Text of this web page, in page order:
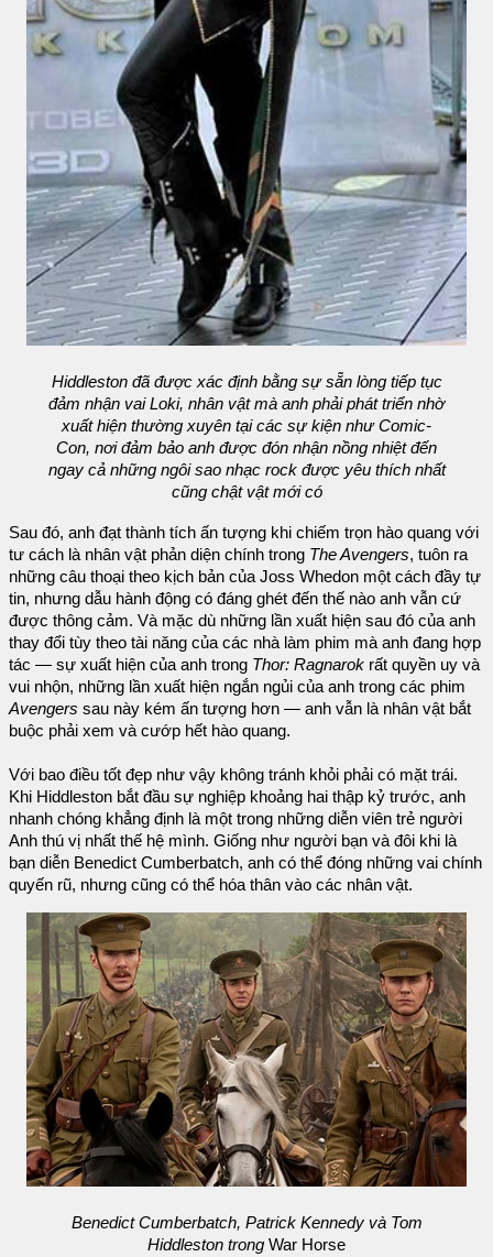
Hiddleston đã được xác định bằng sự sẵn lòng tiếp tục
đảm nhận vai Loki, nhân vật mà anh phải phát triển nhờ
xuất hiện thường xuyên tại các sự kiện như Comic-
Con, nơi đảm bảo anh được đón nhận nồng nhiệt đến
ngay cả những ngôi sao nhạc rock được yêu thích nhất
cũng chật vật mới có
Sau đó, anh đạt thành tích ấn tượng khi chiếm trọn hào quang với
tư cách là nhân vật phản diện chính trong The Avengers, tuôn ra
những câu thoại theo kịch bản của Joss Whedon một cách đầy tự
tin, nhưng dẫu hành động có đáng ghét đến thế nào anh vẫn cứ
được thông cảm. Và mặc dù những lần xuất hiện sau đó của anh
thay đổi tùy theo tài năng của các nhà làm phim mà anh đang hợp
tác — sự xuất hiện của anh trong Thor: Ragnarok rất quyền uy và
vui nhộn, những lần xuất hiện ngắn ngủi của anh trong các phim
Avengers sau này kém ấn tượng hơn — anh vẫn là nhân vật bắt
buộc phải xem và cướp hết hào quang.
Với bao điều tốt đẹp như vậy không tránh khỏi phải có mặt trái.
Khi Hiddleston bắt đầu sự nghiệp khoảng hai thập kỷ trước, anh
nhanh chóng khẳng định là một trong những diễn viên trẻ người
Anh thú vị nhất thế hệ mình. Giống như người bạn và đôi khi là
bạn diễn Benedict Cumberbatch, anh có thể đóng những vai chính
quyến rũ, nhưng cũng có thể hóa thân vào các nhân vật.
Benedict Cumberbatch, Patrick Kennedy và Tom
Hiddleston trong War Horse